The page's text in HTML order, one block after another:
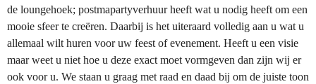
de loungehoek; postmapartyverhuur heeft wat u nodig heeft om een
mooie sfeer te creëren. Daarbij is het uiteraard volledig aan u wat u
allemaal wilt huren voor uw feest of evenement. Heeft u een visie
maar weet u niet hoe u deze exact moet vormgeven dan zijn wij er
ook voor u. We staan u graag met raad en daad bij om de juiste toon